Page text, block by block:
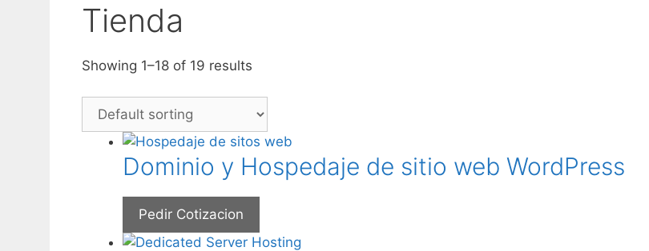
Tienda
Showing 1–18 of 19 results
Dominio y Hospedaje de sitio web WordPress
Pedir Cotizacion